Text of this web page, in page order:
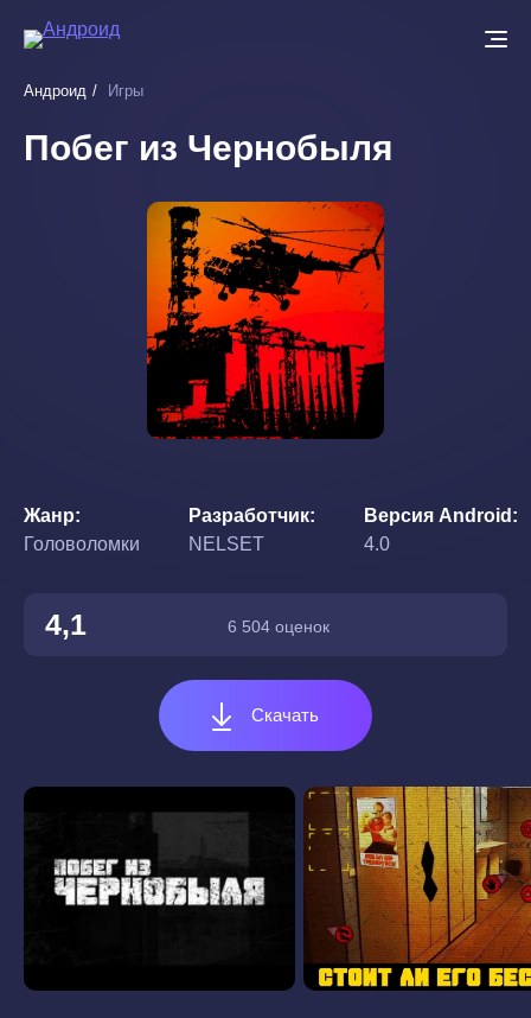
основному
Андроид Игры
Побег из Чернобыля
Жанр
Головоломки
Разработчик
NELSET
Версия Android
4.0
4,1 6 504 оценок
Скачать